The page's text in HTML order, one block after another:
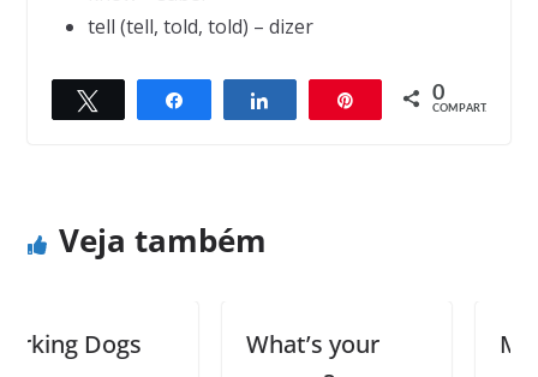
tell (tell, told, told) – dizer
Compartilhar Compartilhar 0
COMPART.
← Previous
Next →
Veja também
Dogs
What’s your
Men